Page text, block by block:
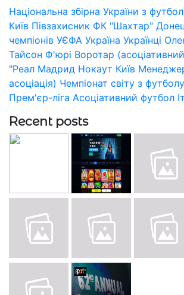
Національна збірна України з
Київ Півзахисник ФК "Шахтар"
чемпіонів УЄФА Україна Українці
Тайсон Ф'юрі Воротар
"Реал Мадрид Нокаут Київ
асоціація) Чемпіонат світу з футболу
Прем'єр-ліга Асоціативний футбол
Recent posts